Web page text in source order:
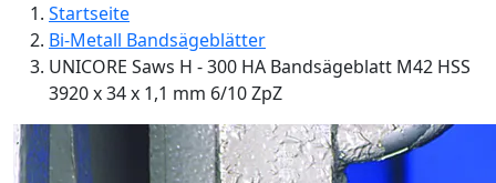
Startseite
Bi-Metall Bandsägeblätter
UNICORE Saws H - 300 HA Bandsägeblatt M42 HSS
3920 x 34 x 1,1 mm 6/10 ZpZ